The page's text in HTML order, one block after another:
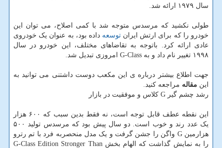
سال ۱۹۷۹ ارائه شد.
طولی نکشید که مرسدس متوجه شد با کمی اصلاح، می توان این
خودرو را که برای ارتش ایران توسعه داده بود، به عنوان یک خودروی
عادی ارائه کرد. باتوجه به تقاضاهای مختلف، این خودرو در سال
۱۹۹۸ تغییر نام داد و به G-Class امروزی تبدیل شد.
جهت اطلاع بیشتر درباره ی این مکعب دوست داشتنی می توانید به
این مقاله مراجعه کنید.
رشد چشم گیر G کلاس و موفقیت در بازار
این نقطه عطف قابل توجه است، نه فقط بدین سبب که ۶۰۰ هزار
یک عدد رند و خوب است. دو سال پیش بود که مرسدس تولید ۵۰۰
هزارمین G واگن را جشن گرفت و یک مدل منحصربه فرد با تم رترو
را به نمایش گذاشت که الهام بخش G-Class Edition Stronger Than